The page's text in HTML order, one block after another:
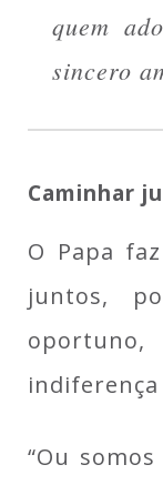
quem
sincero
Caminhar
O Papa
juntos,
“Ou